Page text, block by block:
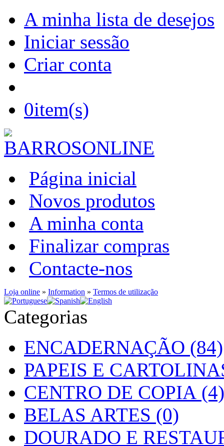
A minha lista de desejos
Iniciar sessão
Criar conta
0item(s)
Página inicial
Novos produtos
A minha conta
Finalizar compras
Contacte-nos
Loja online » Information » Termos de utilização
Categorias
ENCADERNAÇÃO (84)
PAPEIS E
CENTRO DE COPIA (4)
BELAS ARTES (0)
DOURADO E